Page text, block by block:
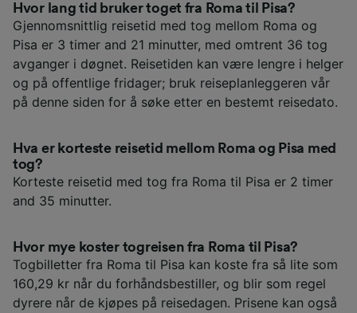
Hvor lang tid bruker toget fra Roma til Pisa?
Gjennomsnittlig reisetid med tog mellom Roma og
Pisa er 3 timer and 21 minutter, med omtrent 36 tog
avganger i døgnet. Reisetiden kan være lengre i helger
og på offentlige fridager; bruk reiseplanleggeren vår
på denne siden for å søke etter en bestemt reisedato.
Hva er korteste reisetid mellom Roma og Pisa med
tog?
Korteste reisetid med tog fra Roma til Pisa er 2 timer
and 35 minutter.
Hvor mye koster togreisen fra Roma til Pisa?
Togbilletter fra Roma til Pisa kan koste fra så lite som
160,29 kr når du forhåndsbestiller, og blir som regel
dyrere når de kjøpes på reisedagen. Prisene kan også